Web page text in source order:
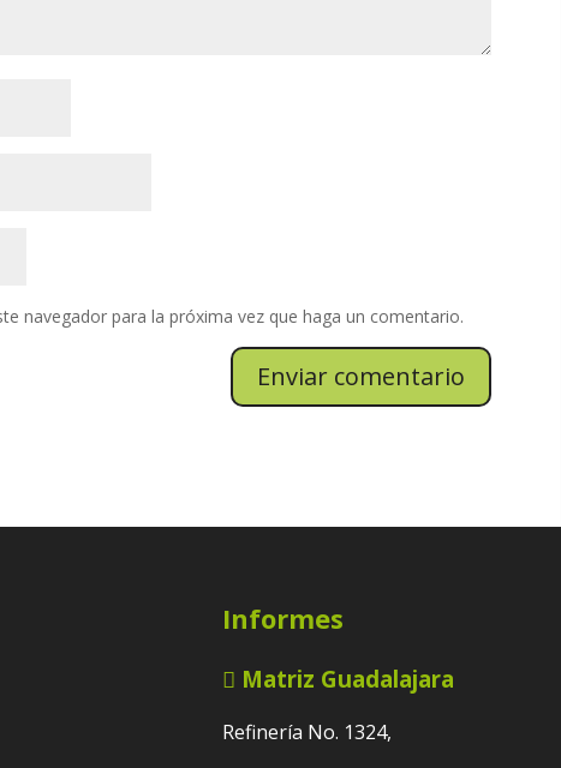
navegador para la próxima vez que haga un comentario.
Informes
Matriz Guadalajara
Refinería No. 1324,